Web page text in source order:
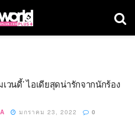
เวนดี้’ ไอเดียสุดน่ารักจากนักร้อง
มกราคม 23, 2022 0